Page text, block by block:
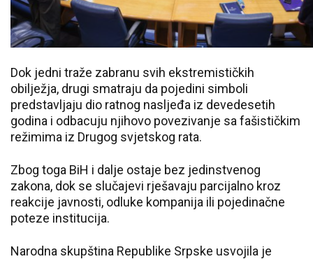
Dok jedni traže zabranu svih ekstremističkih
obilježja, drugi smatraju da pojedini simboli
predstavljaju dio ratnog nasljeđa iz devedesetih
godina i odbacuju njihovo povezivanje sa fašističkim
režimima iz Drugog svjetskog rata.
Zbog toga BiH i dalje ostaje bez jedinstvenog
zakona, dok se slučajevi rješavaju parcijalno kroz
reakcije javnosti, odluke kompanija ili pojedinačne
poteze institucija.
Narodna skupština Republike Srpske usvojila je